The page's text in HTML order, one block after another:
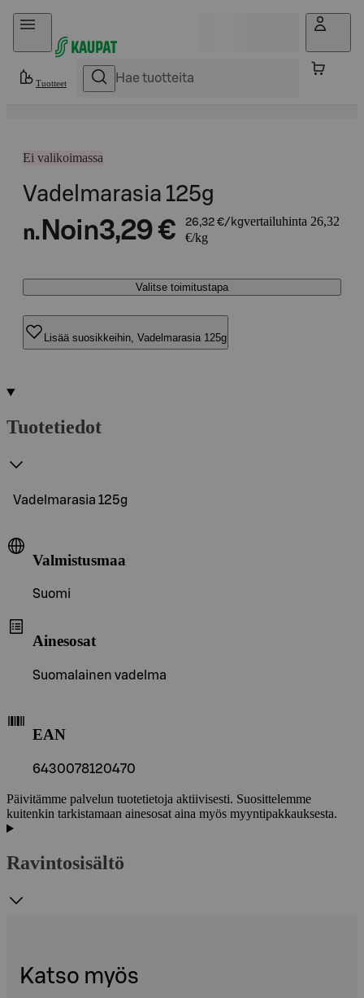
Hyppää sisältöön
Tuotteet
Ei valikoimassa
Vadelmarasia 125g
n. Noin3,29 € 26,32 €/kgvertailuhinta 26,32
€/kg
Valitse toimitustapa
Lisää suosikkeihin, Vadelmarasia 125g
Tuotetiedot
Vadelmarasia 125g
Valmistusmaa
Suomi
Ainesosat
Suomalainen vadelma
EAN
6430078120470
Päivitämme palvelun tuotetietoja aktiivisesti. Suosittelemme
kuitenkin tarkistamaan ainesosat aina myös myyntipakkauksesta.
Ravintosisältö
Katso myös